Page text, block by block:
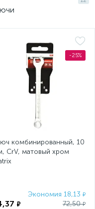
-25%
комбинированный, 10
CrV, матовый хром
Экономия 18,13 ₽
₽ 72,50₽